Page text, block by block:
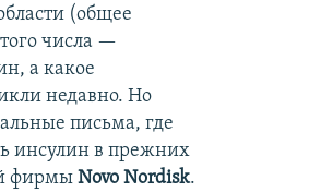
(общее
числа —
а какое
недавно. Но
письма, где
инсулин в прежних
фирмы Novo Nordisk.